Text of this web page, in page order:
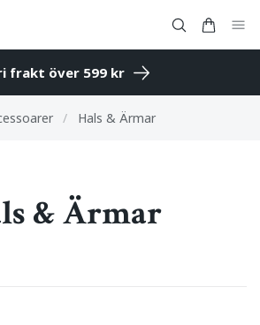
frakt över 599 kr
/ Hals & Ärmar
& Ärmar